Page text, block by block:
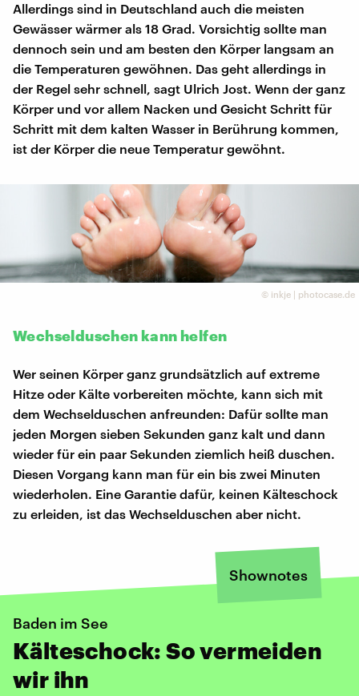
Allerdings sind in Deutschland auch die meisten
Gewässer wärmer als 18 Grad. Vorsichtig sollte man
dennoch sein und am besten den Körper langsam an
die Temperaturen gewöhnen. Das geht allerdings in
der Regel sehr schnell, sagt Ulrich Jost. Wenn der ganz
Körper und vor allem Nacken und Gesicht Schritt für
Schritt mit dem kalten Wasser in Berührung kommen,
ist der Körper die neue Temperatur gewöhnt.
© inkje | photocase.de
Wechselduschen kann helfen
Wer seinen Körper ganz grundsätzlich auf extreme
Hitze oder Kälte vorbereiten möchte, kann sich mit
dem Wechselduschen anfreunden: Dafür sollte man
jeden Morgen sieben Sekunden ganz kalt und dann
wieder für ein paar Sekunden ziemlich heiß duschen.
Diesen Vorgang kann man für ein bis zwei Minuten
wiederholen. Eine Garantie dafür, keinen Kälteschock
zu erleiden, ist das Wechselduschen aber nicht.
Shownotes
Baden im See
Kälteschock: So vermeiden
wir ihn